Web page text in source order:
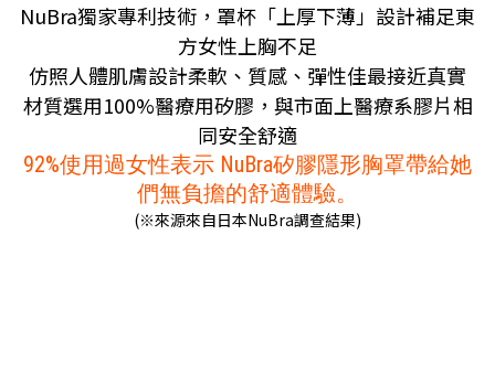
NuBra獨家專利技術，罩杯「上厚下薄」設計補足東
方女性上胸不足
仿照人體肌膚設計柔軟、質感、彈性佳最接近真實
材質選用100%醫療用矽膠，與市面上醫療系膠片相
同安全舒適
92%使用過女性表示 NuBra矽膠隱形胸罩帶給她
們無負擔的舒適體驗。
(※來源來自日本NuBra調查結果)